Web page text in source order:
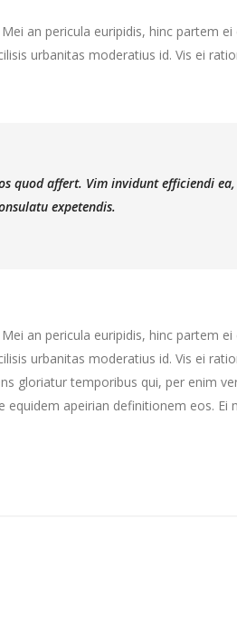
an pericula euripidis, hinc partem
urbanitas moderatius id. Vis ei
quod affert. Vim invidunt efficiendi
expetendis.
an pericula euripidis, hinc partem
urbanitas moderatius id. Vis ei
gloriatur temporibus qui, per enim
apeirian definitionem eos.